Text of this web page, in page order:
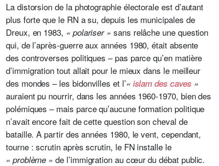
La distorsion de la photographie électorale est d’autant
plus forte que le RN a su, depuis les municipales de
Dreux, en 1983, « polariser » sans relâche une question
qui, de l’après-guerre aux années 1980, était absente
des controverses politiques – pas parce qu’en matière
d’immigration tout allait pour le mieux dans le meilleur
des mondes – les bidonvilles et l’« islam des caves »
auraient pu nourrir, dans les années 1960-1970, bien des
polémiques – mais parce qu’aucune formation politique
n’avait encore fait de cette question son cheval de
bataille. A partir des années 1980, le vent, cependant,
tourne : scrutin après scrutin, le FN installe le
« problème » de l’immigration au cœur du débat public.